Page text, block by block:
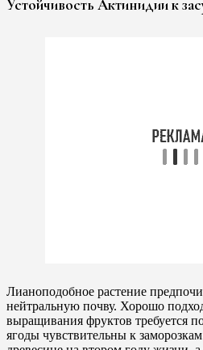
Устойчивость Актинидии к
Лианоподобное растение
нейтральную почву. Хорошо
выращивания фруктов требуется
ягоды чувствительны к